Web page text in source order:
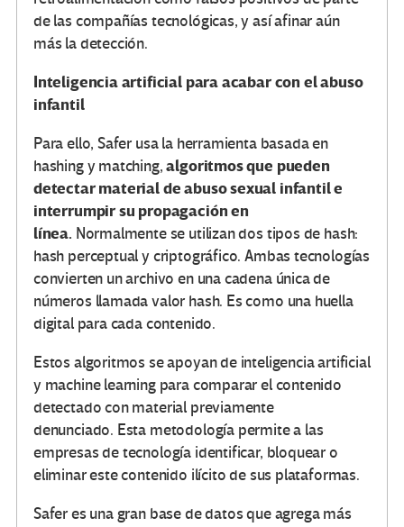
de las compañías tecnológicas, y así afinar aún
más la detección.
Inteligencia artificial para acabar con el abuso
infantil
Para ello, Safer usa la herramienta basada en
hashing y matching,algoritmos que pueden
detectar material de abuso sexual infantil e
interrumpir su propagación en
línea. Normalmente se utilizan dos tipos de hash:
hash perceptual y criptográfico. Ambas tecnologías
convierten un archivo en una cadena única de
números llamada valor hash. Es como una huella
digital para cada contenido.
Estos algoritmos se apoyan de inteligencia artificial
y machine learning para comparar el contenido
detectado con material previamente
denunciado. Esta metodología permite a las
empresas de tecnología identificar, bloquear o
eliminar este contenido ilícito de sus plataformas.
Safer es una gran base de datos que agrega más